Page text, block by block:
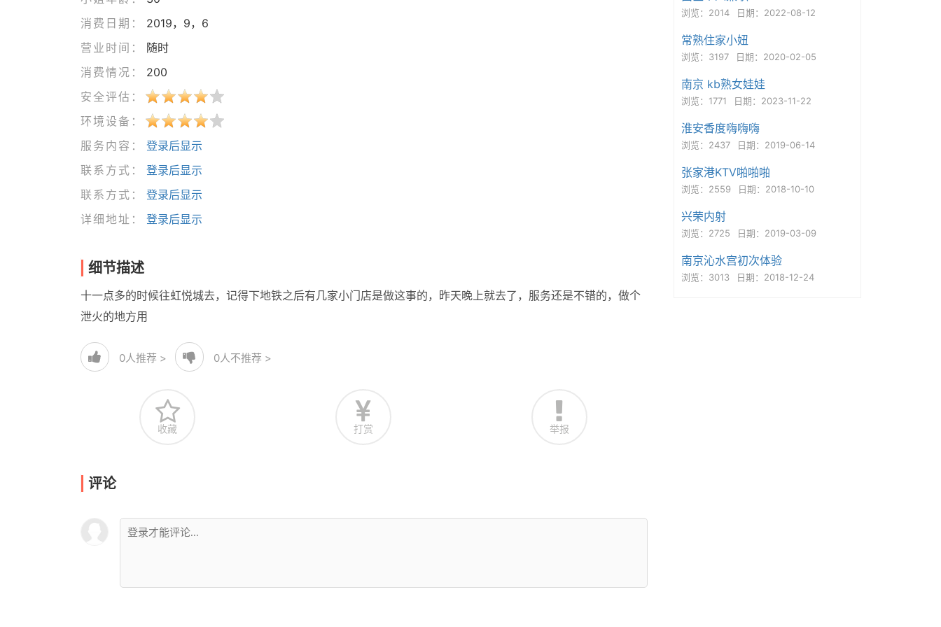
消费日期：
2019，9，6
营业时间：
随时
消费情况：
200
安全评估：
环境设备：
服务内容：
登录后显示
联系方式：
登录后显示
联系方式：
登录后显示
详细地址：
登录后显示
细节描述
十一点多的时候往虹悦城去，记得下地铁之后有几家小门店是做这事的，昨天晚上就去了，服务还是不错的，做个
泄火的地方用
0人推荐 > 0人不推荐 >
收藏 打赏 举报
评论
浏览：2014 日期：2022-08-12
常熟住家小妞
浏览：3197 日期：2020-02-05
南京 kb熟女娃娃
浏览：1771 日期：2023-11-22
淮安香度嗨嗨嗨
浏览：2437 日期：2019-06-14
张家港KTV啪啪啪
浏览：2559 日期：2018-10-10
兴荣内射
浏览：2725 日期：2019-03-09
南京沁水宫初次体验
浏览：3013 日期：2018-12-24